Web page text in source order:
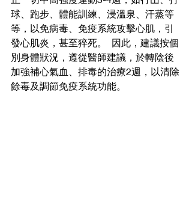
球、跑步、體能訓練、浸溫泉、汗蒸等
等，以免病毒、免疫系統攻擊心肌，引
發心肌炎，甚至猝死。  因此，建議按個
別身體狀況，遵從醫師建議，於轉陰後
加強補心氣血、排毒的治療2週，以清除
餘毒及調節免疫系統功能。